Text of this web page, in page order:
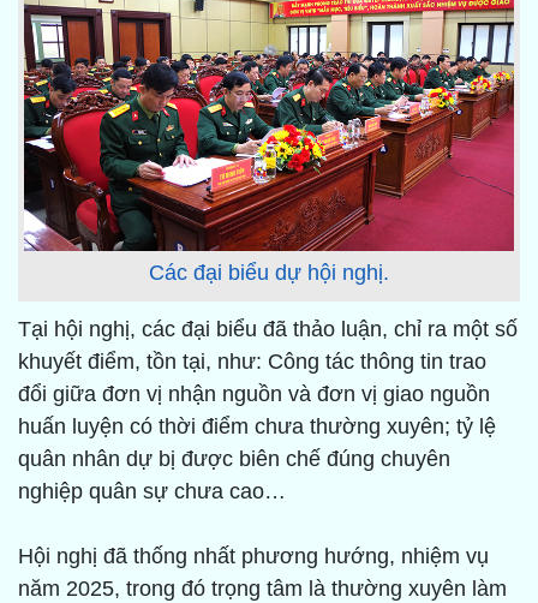
Các đại biểu dự hội nghị.
Tại hội nghị, các đại biểu đã thảo luận, chỉ ra một số
khuyết điểm, tồn tại, như: Công tác thông tin trao
đổi giữa đơn vị nhận nguồn và đơn vị giao nguồn
huấn luyện có thời điểm chưa thường xuyên; tỷ lệ
quân nhân dự bị được biên chế đúng chuyên
nghiệp quân sự chưa cao…
Hội nghị đã thống nhất phương hướng, nhiệm vụ
năm 2025, trong đó trọng tâm là thường xuyên làm